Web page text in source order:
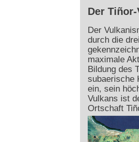
Der
Der
durch die
maximale
Bildung des
subaerische
ein, sein
Vulkans ist
Ortschaft